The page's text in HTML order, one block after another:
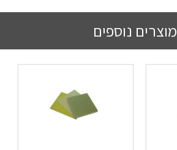
מוצרים נוספים